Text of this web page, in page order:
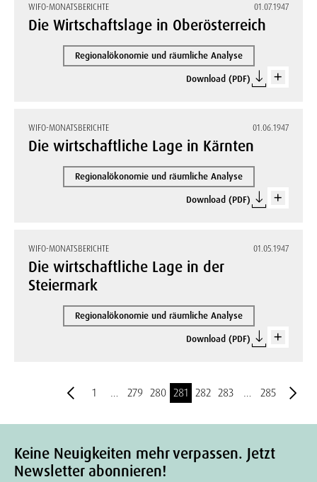
WIFO-MONATSBERICHTE 01.07.1947
Die Wirtschaftslage in Oberösterreich
Regionalökonomie und räumliche Analyse
Download (PDF)
WIFO-MONATSBERICHTE 01.06.1947
Die wirtschaftliche Lage in Kärnten
Regionalökonomie und räumliche Analyse
Download (PDF)
WIFO-MONATSBERICHTE 01.05.1947
Die wirtschaftliche Lage in der
Steiermark
Regionalökonomie und räumliche Analyse
Download (PDF)
1 … 279 280 281 282 283 … 285
Keine Neuigkeiten mehr verpassen. Jetzt
Newsletter abonnieren!